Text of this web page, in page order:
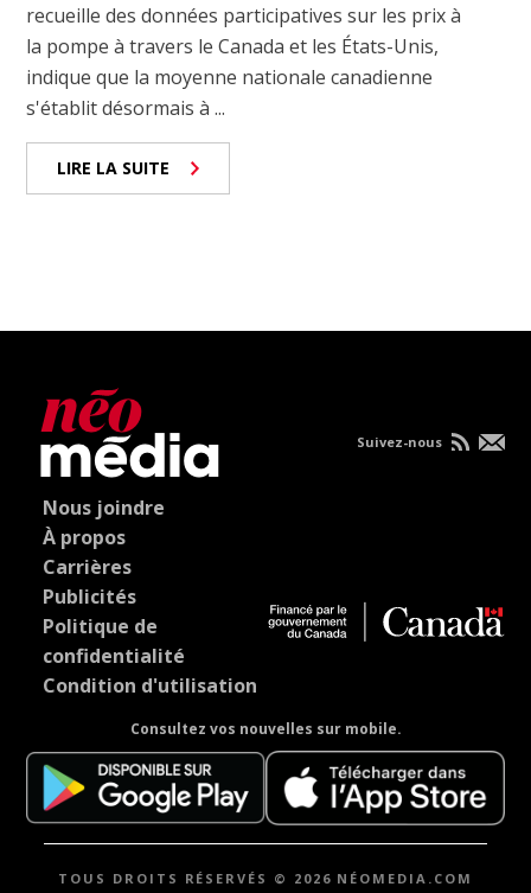
recueille des données participatives sur les prix à
la pompe à travers le Canada et les États-Unis,
indique que la moyenne nationale canadienne
s'établit désormais à ...
LIRE LA SUITE
Nous joindre
À propos
Carrières
Publicités
Politique de
confidentialité
Condition d'utilisation
Consultez vos nouvelles sur mobile.
Suivez-nous
TOUS DROITS RÉSERVÉS © 2026 NÉOMEDIA.COM